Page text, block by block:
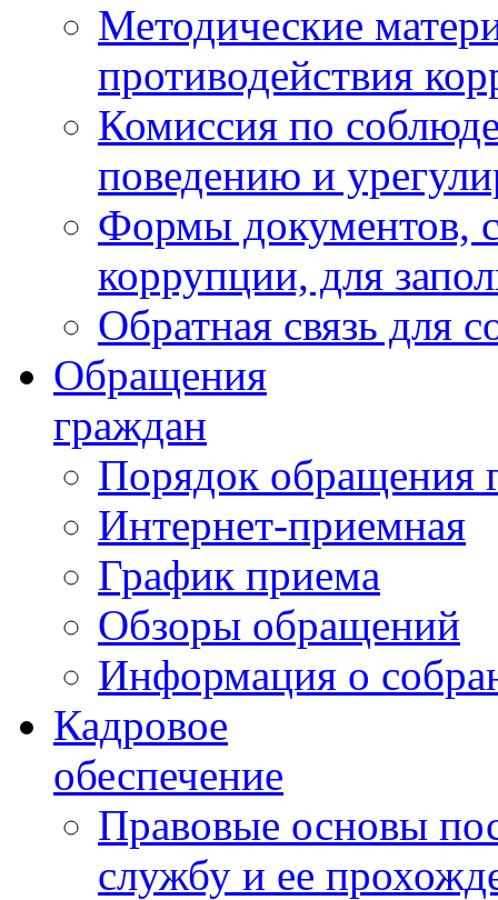
Методические
противодействия
Комиссия по
поведению и
Формы документов,
коррупции, для
Обратная связь для
Обращения
граждан
Порядок обращения
Интернет-приемная
График приема
Обзоры обращений
Информация о
Кадровое
обеспечение
Правовые основы
службу и ее